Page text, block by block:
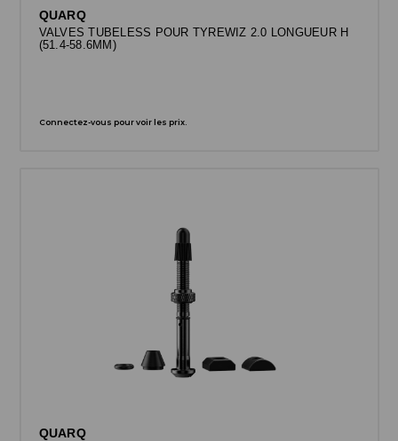
QUARQ
VALVES TUBELESS POUR TYREWIZ 2.0 LONGUEUR H
(51.4-58.6MM)
Connectez-vous pour voir les prix.
QUARQ